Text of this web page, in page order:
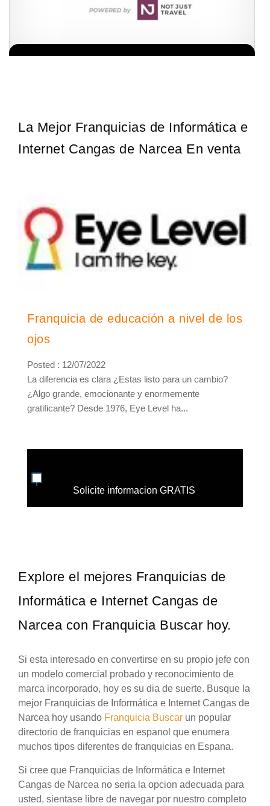
La Mejor Franquicias de Informática e
Internet Cangas de Narcea En venta
Franquicia de educación a nivel de los
ojos
Posted : 12/07/2022
La diferencia es clara ¿Estas listo para un cambio?
¿Algo grande, emocionante y enormemente
gratificante? Desde 1976, Eye Level ha...
Solicite informacion GRATIS
Explore el mejores Franquicias de
Informática e Internet Cangas de
Narcea con Franquicia Buscar hoy.
Si esta interesado en convertirse en su propio jefe con
un modelo comercial probado y reconocimiento de
marca incorporado, hoy es su dia de suerte. Busque la
mejor Franquicias de Informática e Internet Cangas de
Narcea hoy usando Franquicia Buscar un popular
directorio de franquicias en espanol que enumera
muchos tipos diferentes de franquicias en Espana.
Si cree que Franquicias de Informática e Internet
Cangas de Narcea no seria la opcion adecuada para
usted, sientase libre de navegar por nuestro completo